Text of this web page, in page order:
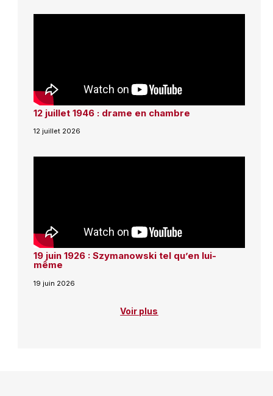
12 juillet 1946 : drame en chambre
12 juillet 2026
19 juin 1926 : Szymanowski tel qu’en lui-
même
19 juin 2026
Voir plus